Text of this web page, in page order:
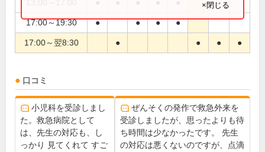
17:00～19:30 ● ● ● ●
17:00～翌8:30 ● ● ● ●
×閉じる
口コミ
小児科を受診しまし
た。救急病院として
は、先生の対応も、し
っかり 見てくれて すご
ぜんそくの発作で救急外来を
受診しましたが、思ったよりも待
ち時間は少なかったです。 先生
の対応は悪くないのですが、点滴